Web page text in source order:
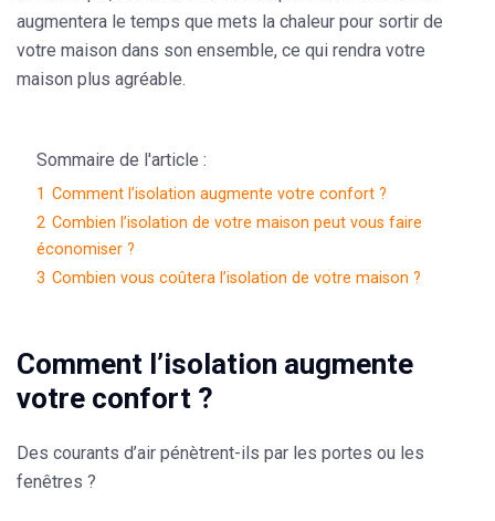
augmentera le temps que mets la chaleur pour sortir de
votre maison dans son ensemble, ce qui rendra votre
maison plus agréable.
Sommaire de l'article :
1 Comment l’isolation augmente votre confort ?
2 Combien l’isolation de votre maison peut vous faire
économiser ?
3 Combien vous coûtera l’isolation de votre maison ?
Comment l’isolation augmente
votre confort ?
Des courants d’air pénètrent-ils par les portes ou les
fenêtres ?